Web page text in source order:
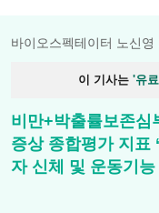
바이오스펙테이터 노신영
이 기사는 '유
비만+박출률보존심
증상 종합평가 지표
자 신체 및 운동기